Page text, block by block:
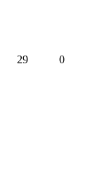
29 0